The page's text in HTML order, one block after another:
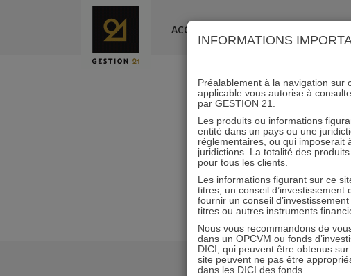
ACCUEIL
INFORMATIONS
Préalablement à la navigation sur
applicable vous autorise à
par GESTION 21.
Les produits ou informations
entité dans un pays ou une
réglementaires, ou qui imposerait
juridictions. La totalité des
pour tous les clients.
Les informations figurant sur ce
titres, un conseil d’investissement
fournir un conseil
titres ou autres instruments
Nous vous recommandons de
dans un OPCVM ou fonds
DICI, qui peuvent être obtenus
site peuvent ne pas être
dans les DICI des fonds.